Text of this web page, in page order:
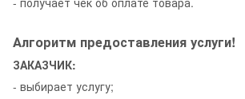
Алгоритм предоставления услуги!
ЗАКАЗЧИК:
- выбирает услугу;